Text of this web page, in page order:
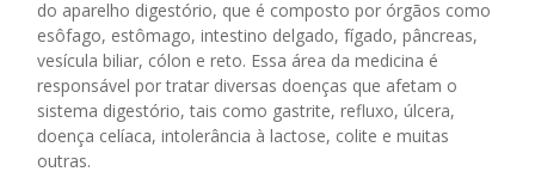
do aparelho digestório, que é composto por órgãos como
esôfago, estômago, intestino delgado, fígado, pâncreas,
vesícula biliar, cólon e reto. Essa área da medicina é
responsável por tratar diversas doenças que afetam o
sistema digestório, tais como gastrite, refluxo, úlcera,
doença celíaca, intolerância à lactose, colite e muitas
outras.